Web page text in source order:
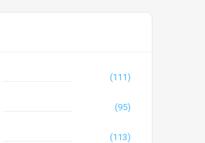
(111)
(95)
(113)